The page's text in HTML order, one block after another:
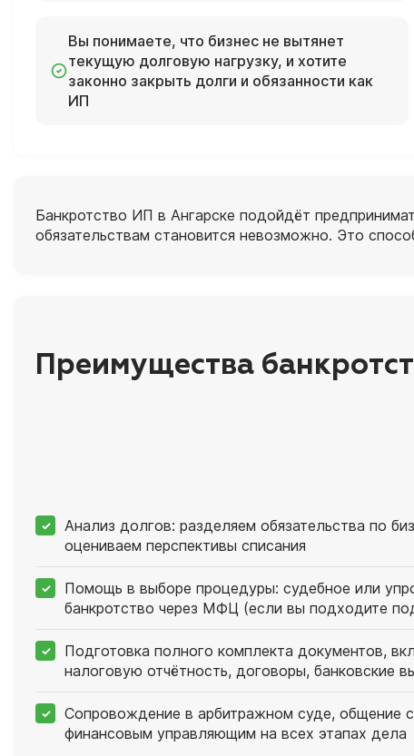
Вы понимаете, что бизнес не вытянет
текущую долговую нагрузку, и хотите
законно закрыть долги и обязанности как
ИП
Банкротство ИП в Ангарске подойдёт
обязательствам становится невозможно. Это
Преимущества
Анализ долгов: разделяем обязательства по
оцениваем перспективы списания
Помощь в выборе процедуры: судебное или
банкротство через МФЦ (если вы подходите
Подготовка полного комплекта документов,
налоговую отчётность, договоры, банковские
Сопровождение в арбитражном суде, общение
финансовым управляющим на всех этапах дела